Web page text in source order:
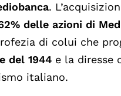
.
delle azioni di
di colui che
del 1944 e la diresse
italiano.